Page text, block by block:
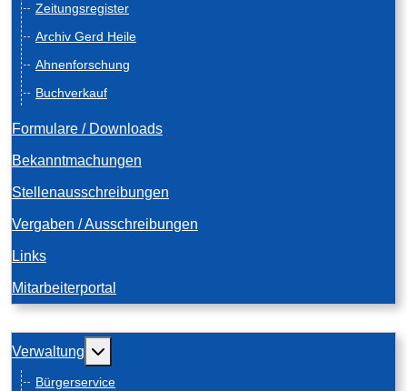
Zeitungsregister
Archiv Gerd Heile
Ahnenforschung
Buchverkauf
Formulare / Downloads
Bekanntmachungen
Stellenausschreibungen
Vergaben / Ausschreibungen
Links
Mitarbeiterportal
Verwaltung Weitere Informationen: Verwaltung
Bürgerservice